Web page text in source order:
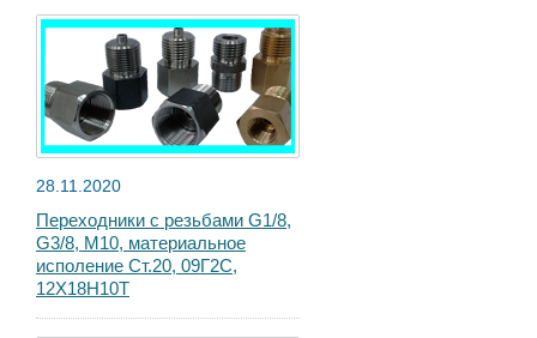
28.11.2020
Переходники с резьбами G1/8,
G3/8, М10, материальное
исполение Ст.20, 09Г2С,
12Х18Н10Т